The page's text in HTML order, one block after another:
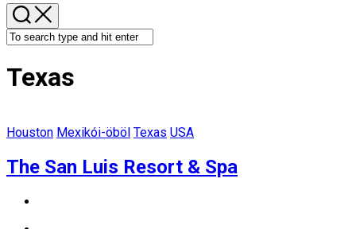
Texas
Houston Mexikói-öböl Texas USA
The San Luis Resort & Spa